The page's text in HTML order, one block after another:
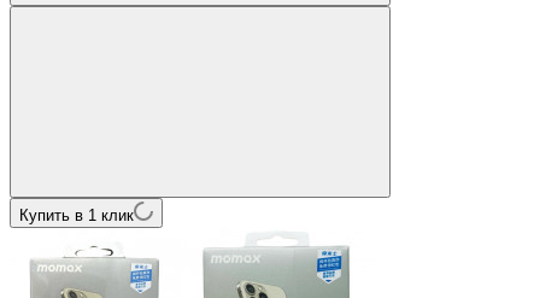
Купить в 1 клик